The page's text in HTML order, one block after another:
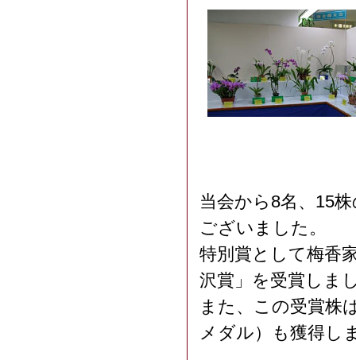
当会から8名、15
ございました。
特別賞として梅香
沢賞」を受賞しま
また、この受賞株
メダル）も獲得し